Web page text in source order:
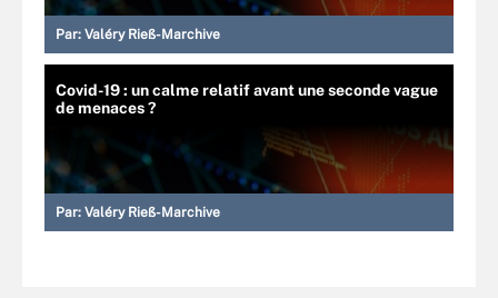
Par: Valéry Rieß-Marchive
Covid-19 : un calme relatif avant une seconde vague
de menaces ?
Par: Valéry Rieß-Marchive